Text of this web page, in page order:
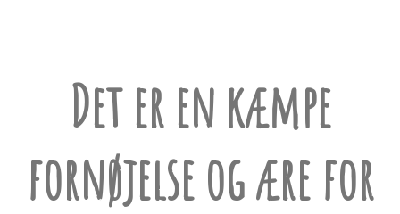
Det er en kæmpe
fornøjelse og ære for